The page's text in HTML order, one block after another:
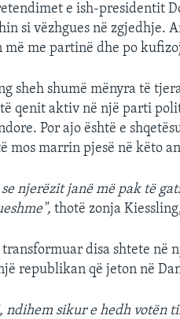
e ish-presidentit
si vëzhgues në zgjedhje.
me partinë dhe po
sheh shumë mënyra të
qenit aktiv në një parti
Por ajo është e
mos marrin pjesë në këto
njerëzit janë më pak të
thotë zonja
disa shtete në
republikan që jeton në
ndihem sikur e hedh votën